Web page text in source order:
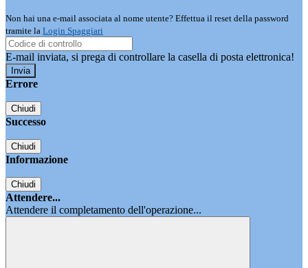
Non hai una e-mail associata al nome utente? Effettua il reset della password
tramite la Login Spaggiari
E-mail inviata, si prega di controllare la casella di posta elettronica!
Errore
Chiudi
Successo
Chiudi
Informazione
Chiudi
Attendere...
Attendere il completamento dell'operazione...